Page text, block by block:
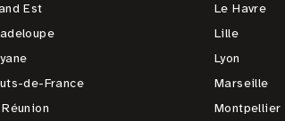
Est
de-France
Le Havre
Lille
Lyon
Marseille
Montpellier